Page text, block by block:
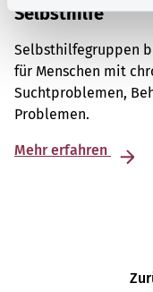
Selbsthilfe
Selbsthilfegruppen
für Menschen mit
Suchtproblemen,
Problemen.
Mehr erfahren